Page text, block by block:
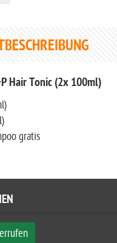
Hair Tonic (2x 100ml)
gratis